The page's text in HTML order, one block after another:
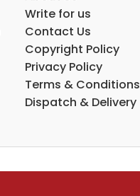
Write for us
Contact Us
Copyright Policy
Privacy Policy
Terms & Conditions
Dispatch & Delivery